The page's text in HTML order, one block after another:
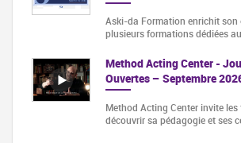
Aski-da Formation enrichit son
plusieurs formations dédiées
Method Acting Center - Journées Portes
Ouvertes – Septembre
Method Acting Center invite
découvrir sa pédagogie et ses